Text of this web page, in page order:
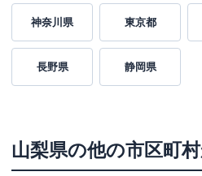
神奈川県 東京都
長野県 静岡県
山梨県の他の市区町